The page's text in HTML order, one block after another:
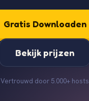
Gratis Downloaden
Bekijk prijzen
Vertrouwd door 5.000+ hosts